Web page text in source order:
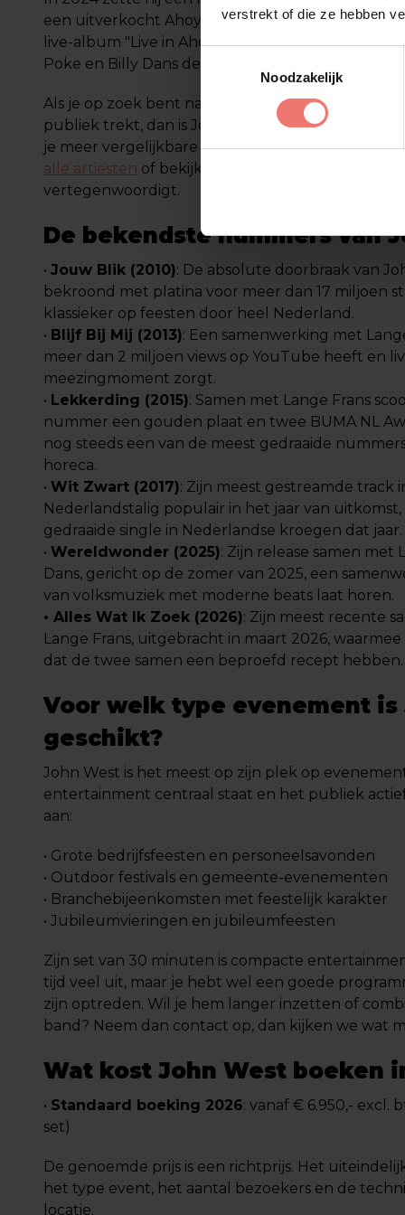
verstrekt of die ze hebben
Noodzakelijk
een uitverkocht Ahoy Rotterdam. Dat concert
live-album "Live in Ahoy 2024". In 2025 bracht hij
Poke en Billy Dans de zomerhit "Wereldwonder"
Als je op zoek bent naar een Nederlandstalige
publiek trekt, dan is John West een naam die
je meer vergelijkbare artiesten bekijken? Ga dan
alle artiesten of bekijk specifiek de
vertegenwoordigt.
De bekendste nummers van
• Jouw Blik (2010): De absolute doorbraak van
bekroond met platina voor meer dan 17 miljoen
klassieker op feesten door heel Nederland.
• Blijf Bij Mij (2013): Een samenwerking met
meer dan 2 miljoen views op YouTube heeft en
meezingmoment zorgt.
• Lekkerding (2015): Samen met Lange Frans
nummer een gouden plaat en twee BUMA NL
nog steeds een van de meest gedraaide
horeca.
• Wit Zwart (2017): Zijn meest gestreamde track
Nederlandstalig populair in het jaar van uitkomst,
gedraaide single in Nederlandse kroegen dat jaar.
• Wereldwonder (2025): Zijn release samen met
Dans, gericht op de zomer van 2025, een
van volksmuziek met moderne beats laat horen.
• Alles Wat Ik Zoek (2026): Zijn meest recente
Lange Frans, uitgebracht in maart 2026,
dat de twee samen een beproefd recept hebben.
Voor welk type evenement is
geschikt?
John West is het meest op zijn plek op
entertainment centraal staat en het publiek
aan:
• Grote bedrijfsfeesten en personeelsavonden
• Outdoor festivals en gemeente-evenementen
• Branchebijeenkomsten met feestelijk karakter
• Jubileumvieringen en jubileumfeesten
Zijn set van 30 minuten is compacte
tijd veel uit, maar je hebt wel een goede
zijn optreden. Wil je hem langer inzetten of
band? Neem dan contact op, dan kijken we wat
Wat kost John West boeken
• Standaard boeking 2026: vanaf € 6.950,- excl.
set)
De genoemde prijs is een richtprijs. Het
het type event, het aantal bezoekers en de
locatie.